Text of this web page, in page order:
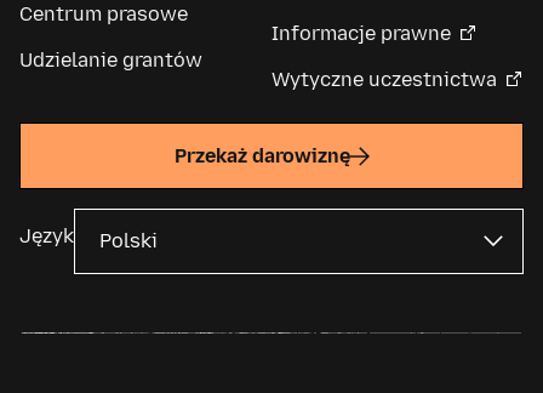
Centrum prasowe
Udzielanie grantów
Informacje prawne
Wytyczne uczestnictwa
Przekaż darowiznę
Język